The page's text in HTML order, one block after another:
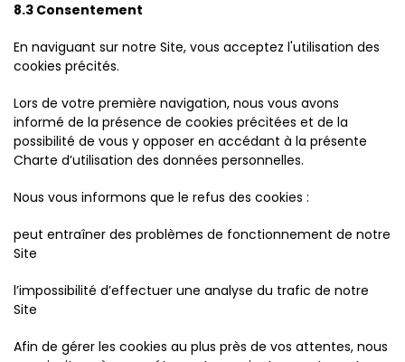
8.3 Consentement
En naviguant sur notre Site, vous acceptez l'utilisation des
cookies précités.
Lors de votre première navigation, nous vous avons
informé de la présence de cookies précitées et de la
possibilité de vous y opposer en accédant à la présente
Charte d’utilisation des données personnelles.
Nous vous informons que le refus des cookies :
peut entraîner des problèmes de fonctionnement de notre
Site
l’impossibilité d’effectuer une analyse du trafic de notre
Site
Afin de gérer les cookies au plus près de vos attentes, nous